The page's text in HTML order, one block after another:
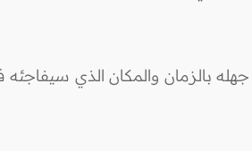
جهله بالزمان والمكان الذي